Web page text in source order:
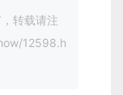
转载请注
12598.h